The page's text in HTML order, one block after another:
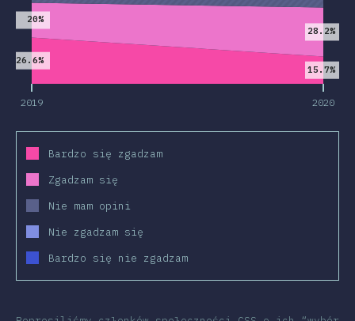
2019 2020
26.6%
15.7%
20%
28.2%
Bardzo się zgadzam
Zgadzam się
Nie mam opini
Nie zgadzam się
Bardzo się nie zgadzam